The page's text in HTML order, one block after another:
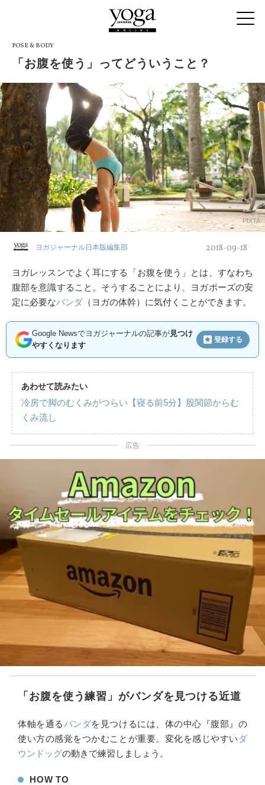
POSE & BODY
「お腹を使う」ってどういうこと？
PIXTA
ヨガジャーナル日本版編集部 2018-09-18
ヨガレッスンでよく耳にする「お腹を使う」とは、すなわち
腹部を意識すること。そうすることにより、ヨガポーズの安
定に必要なバンダ （ヨガの体幹）に気付くことができます。
Google Newsでヨガジャーナルの記事が見つけ
やすくなります
登録する
あわせて読みたい
冷房で脚のむくみがつらい【寝る前5分】股関節からむ
くみ流し
広告
「お腹を使う練習」がバンダを見つける近道
体軸を通るバンダを見つけるには、体の中心『腹部』の
使い方の感覚をつかむことが重要。変化を感じやすい ダ
ウンドッグの動きで練習しましょう。
HOW TO